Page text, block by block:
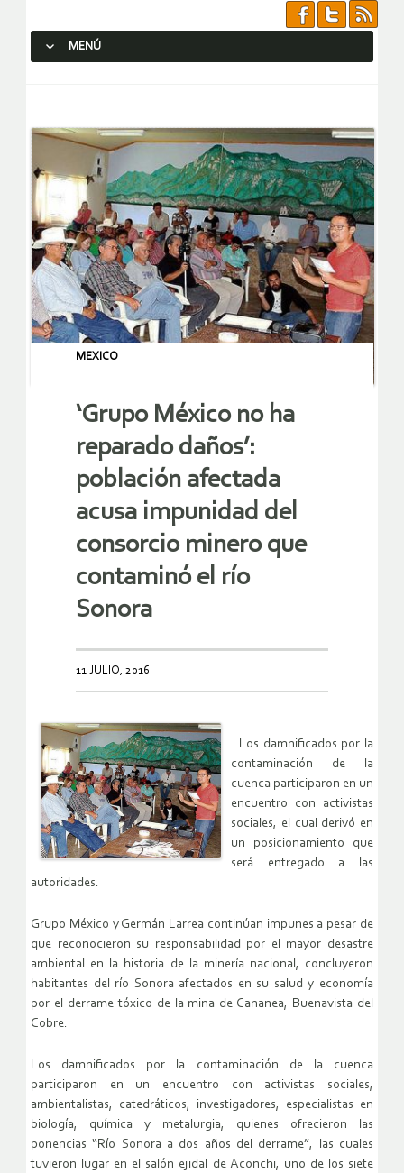
MENÚ
MEXICO
‘Grupo México no ha
reparado daños’:
población afectada
acusa impunidad del
consorcio minero que
contaminó el río
Sonora
11 JULIO, 2016
Los damnificados por la
contaminación de la
cuenca participaron en un
encuentro con activistas
sociales, el cual derivó en
un posicionamiento que
será entregado a las
autoridades.
Grupo México y Germán Larrea continúan impunes a pesar de
que reconocieron su responsabilidad por el mayor desastre
ambiental en la historia de la minería nacional, concluyeron
habitantes del río Sonora afectados en su salud y economía
por el derrame tóxico de la mina de Cananea, Buenavista del
Cobre.
Los damnificados por la contaminación de la cuenca
participaron en un encuentro con activistas sociales,
ambientalistas, catedráticos, investigadores, especialistas en
biología, química y metalurgia, quienes ofrecieron las
ponencias “Río Sonora a dos años del derrame”, las cuales
tuvieron lugar en el salón ejidal de Aconchi, uno de los siete